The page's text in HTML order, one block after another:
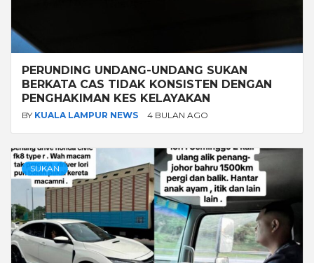
PERUNDING UNDANG-UNDANG SUKAN
BERKATA CAS TIDAK KONSISTEN DENGAN
PENGHAKIMAN KES KELAYAKAN
BY KUALA LAMPUR NEWS 4 BULAN AGO
SUKAN